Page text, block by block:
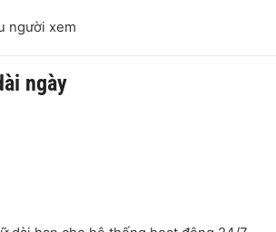
người xem
ngày